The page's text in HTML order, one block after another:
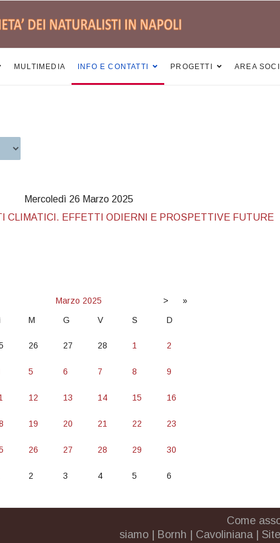
MULTIMEDIA INFO E CONTATTI PROGETTI AREA SOCI
Mercoledì 26 Marzo 2025
CLIMATICI. EFFETTI ODIERNI E PROSPETTIVE FUTURE
Marzo 2025 >
»
M G V S D
26 27 28 1 2
5 6 7 8 9
12 13 14 15 16
19 20 21 22 23
26 27 28 29 30
2 3 4 5 6
Come
siamo
Bornh Cavoliniana|